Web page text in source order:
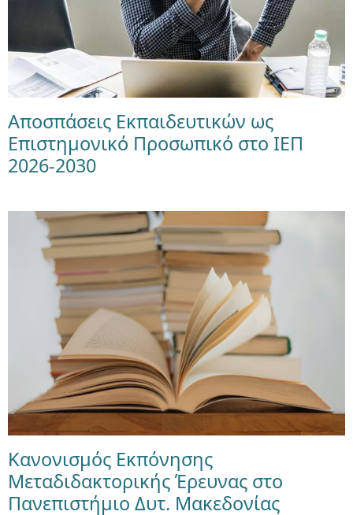
Αποσπάσεις Εκπαιδευτικών ως
Επιστημονικό Προσωπικό στο ΙΕΠ
2026-2030
Κανονισμός Εκπόνησης
Μεταδιδακτορικής Έρευνας στο
Πανεπιστήμιο Δυτ. Μακεδονίας